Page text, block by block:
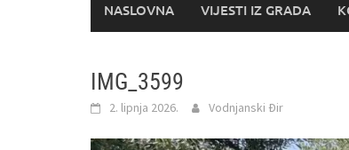
NASLOVNA VIJESTI IZ GRADA
IMG_3599
2. lipnja 2026. Vodnjanski Đir